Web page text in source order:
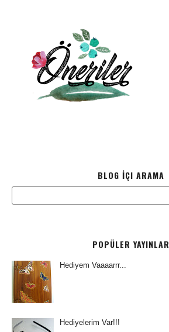
BLOG İÇI ARAMA
POPÜLER YAYINLAR
Hediyem Vaaaarrr...
Hediyelerim Var!!!